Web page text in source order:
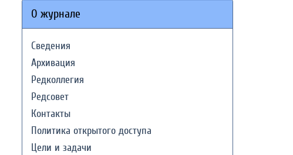
О журнале
Сведения
Архивация
Редколлегия
Редсовет
Контакты
Политика открытого доступа
Цели и задачи